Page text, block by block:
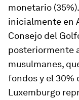
monetario
inicialmente en
Consejo del
posteriormente
musulmanes,
fondos y el 30%
Luxemburgo